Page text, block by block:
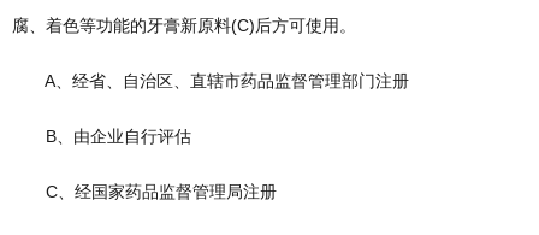
腐、着色等功能的牙膏新原料(C)后方可使用。
A、经省、自治区、直辖市药品监督管理部门注册
B、由企业自行评估
C、经国家药品监督管理局注册